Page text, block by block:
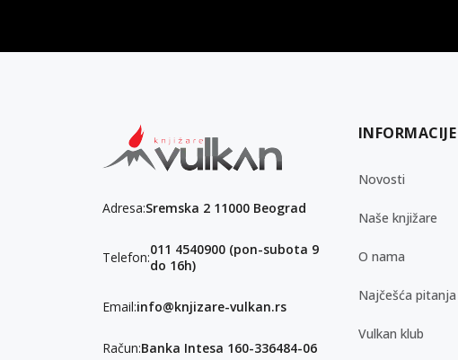
Adresa:Sremska 2 11000 Beograd
Telefon:011 4540900 (pon-subota 9
do 16h)
Email:info@knjizare-vulkan.rs
Račun:Banka Intesa 160-336484-06
INFORMACIJE
Novosti
Naše knjižare
O nama
Najčešća pitanja
Vulkan klub